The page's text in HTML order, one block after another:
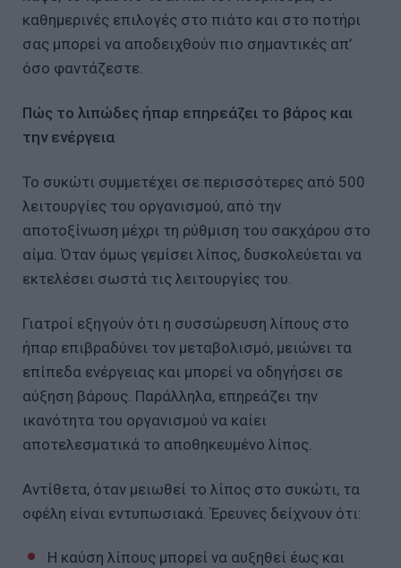
καθημερινές επιλογές στο πιάτο και στο ποτήρι
σας μπορεί να αποδειχθούν πιο σημαντικές απ’
όσο φαντάζεστε.
Πώς το λιπώδες ήπαρ επηρεάζει το βάρος και
την ενέργεια
Το συκώτι συμμετέχει σε περισσότερες από 500
λειτουργίες του οργανισμού, από την
αποτοξίνωση μέχρι τη ρύθμιση του σακχάρου στο
αίμα. Όταν όμως γεμίσει λίπος, δυσκολεύεται να
εκτελέσει σωστά τις λειτουργίες του.
Γιατροί εξηγούν ότι η συσσώρευση λίπους στο
ήπαρ επιβραδύνει τον μεταβολισμό, μειώνει τα
επίπεδα ενέργειας και μπορεί να οδηγήσει σε
αύξηση βάρους. Παράλληλα, επηρεάζει την
ικανότητα του οργανισμού να καίει
αποτελεσματικά το αποθηκευμένο λίπος.
Αντίθετα, όταν μειωθεί το λίπος στο συκώτι, τα
οφέλη είναι εντυπωσιακά. Έρευνες δείχνουν ότι:
Η καύση λίπους μπορεί να αυξηθεί έως και